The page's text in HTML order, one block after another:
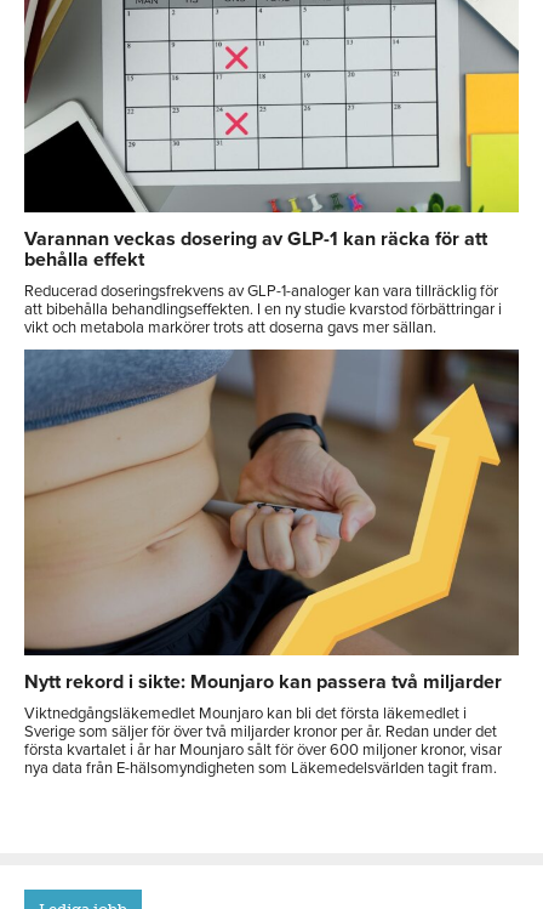
Varannan veckas dosering av GLP-1 kan räcka för att
behålla effekt
Reducerad doseringsfrekvens av GLP-1-analoger kan vara tillräcklig för
att bibehålla behandlingseffekten. I en ny studie kvarstod förbättringar i
vikt och metabola markörer trots att doserna gavs mer sällan.
Nytt rekord i sikte: Mounjaro kan passera två miljarder
Viktnedgångsläkemedlet Mounjaro kan bli det första läkemedlet i
Sverige som säljer för över två miljarder kronor per år. Redan under det
första kvartalet i år har Mounjaro sålt för över 600 miljoner kronor, visar
nya data från E-hälsomyndigheten som Läkemedelsvärlden tagit fram.